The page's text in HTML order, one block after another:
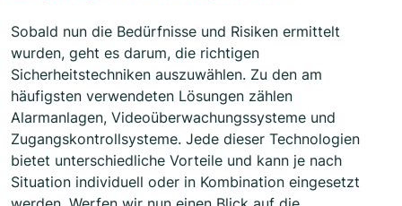
Sobald nun die Bedürfnisse und Risiken ermittelt
wurden, geht es darum, die richtigen
Sicherheitstechniken auszuwählen. Zu den am
häufigsten verwendeten Lösungen zählen
Alarmanlagen, Videoüberwachungssysteme und
Zugangskontrollsysteme. Jede dieser Technologien
bietet unterschiedliche Vorteile und kann je nach
Situation individuell oder in Kombination eingesetzt